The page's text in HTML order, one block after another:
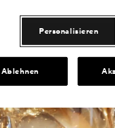
Personalisieren
Ablehnen